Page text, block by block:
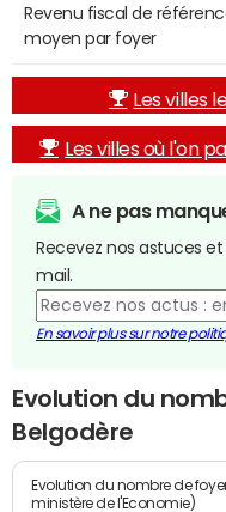
Revenu fiscal de
moyen par foyer
Les villes
Les villes où l'on
A ne pas
Recevez nos astuces
mail.
En savoir plus sur notre
Evolution du
Belgodère
Evolution du nombre de
ministère de l'Economie)